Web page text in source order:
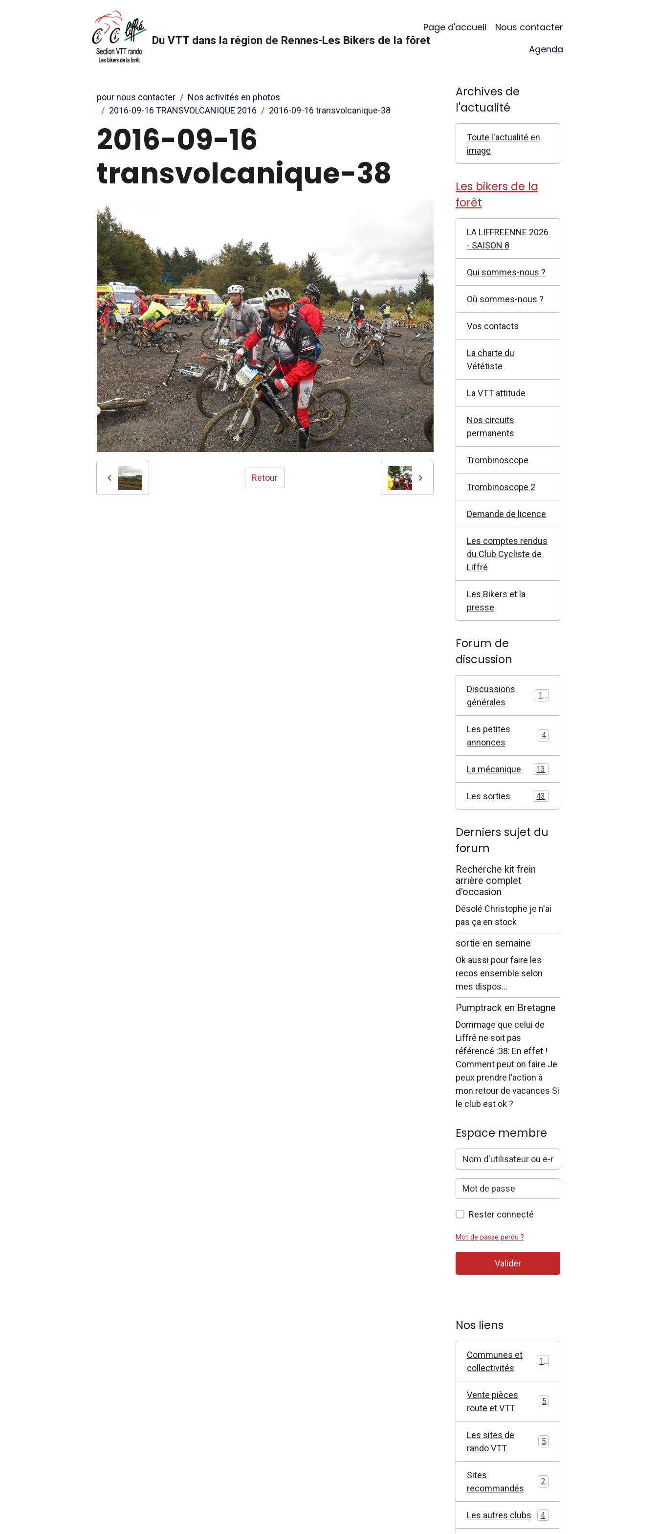
Du VTT dans la région de Rennes-Les Bikers de la fôret
Page d'accueil
Nous contacter
Agenda
pour nous contacter
Nos activités en photos
2016-09-16 TRANSVOLCANIQUE 2016
2016-09-16 transvolcanique-38
2016-09-16
transvolcanique-38
Retour
Archives de
l'actualité
Toute l'actualité en
image
Les bikers de la
forêt
LA LIFFREENNE 2026
- SAISON 8
Qui sommes-nous ?
Où sommes-nous ?
Vos contacts
La charte du
Vététiste
La VTT attitude
Nos circuits
permanents
Trombinoscope
Trombinoscope 2
Demande de licence
Les comptes rendus
du Club Cycliste de
Liffré
Les Bikers et la
presse
Forum de
discussion
Discussions
générales
17
Les petites
annonces
4
La mécanique 13
Les sorties 43
Derniers sujet du
forum
Recherche kit frein
arrière complet
d'occasion
Désolé Christophe je n'ai
pas ça en stock
sortie en semaine
Ok aussi pour faire les
recos ensemble selon
mes dispos...
Pumptrack en Bretagne
Dommage que celui de
Liffré ne soit pas
référencé :38: En effet !
Comment peut on faire Je
peux prendre l’action à
mon retour de vacances Si
le club est ok ?
Espace membre
Rester connecté
Mot de passe perdu ?
Valider
Nos liens
Communes et
collectivités
11
Vente pièces
route et VTT
5
Les sites de
rando VTT
5
Sites
recommandés
2
Les autres clubs 4